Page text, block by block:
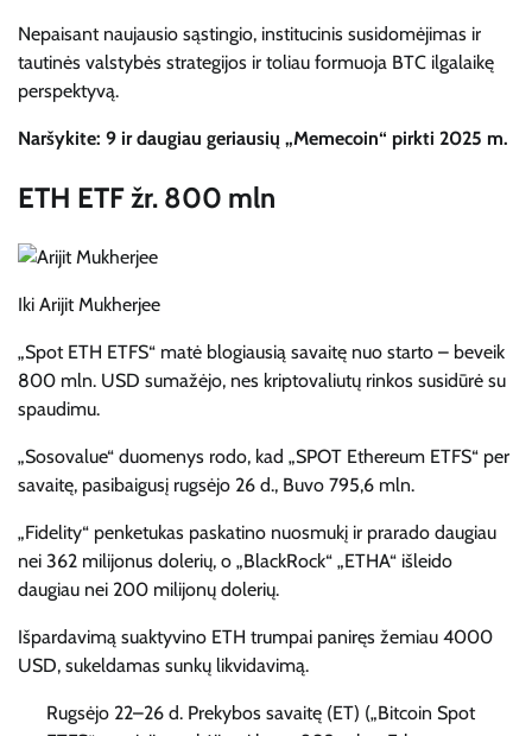
Nepaisant naujausio sąstingio, institucinis susidomėjimas ir
tautinės valstybės strategijos ir toliau formuoja BTC ilgalaikę
perspektyvą.
Naršykite: 9 ir daugiau geriausių „Memecoin“ pirkti 2025 m.
ETH ETF žr. 800 mln
Iki Arijit Mukherjee
„Spot ETH ETFS“ matė blogiausią savaitę nuo starto – beveik
800 mln. USD sumažėjo, nes kriptovaliutų rinkos susidūrė su
spaudimu.
„Sosovalue“ duomenys rodo, kad „SPOT Ethereum ETFS“ per
savaitę, pasibaigusį rugsėjo 26 d., Buvo 795,6 mln.
„Fidelity“ penketukas paskatino nuosmukį ir prarado daugiau
nei 362 milijonus dolerių, o „BlackRock“ „ETHA“ išleido
daugiau nei 200 milijonų dolerių.
Išpardavimą suaktyvino ETH trumpai paniręs žemiau 4000
USD, sukeldamas sunkų likvidavimą.
Rugsėjo 22–26 d. Prekybos savaitę (ET) („Bitcoin Spot